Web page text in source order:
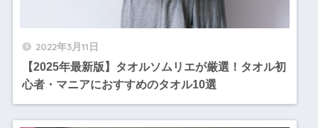
2022年3月11日
【2025年最新版】タオルソムリエが厳選！タオル初
心者・マニアにおすすめのタオル10選